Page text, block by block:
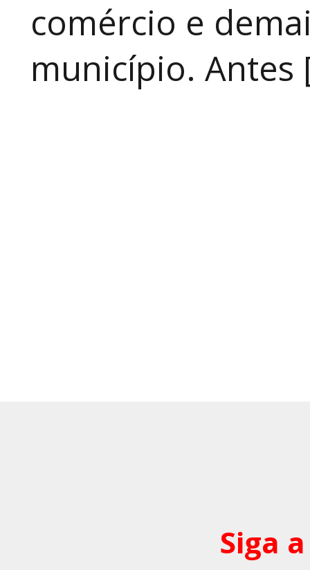
comércio e
município.
Siga